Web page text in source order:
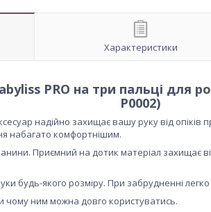
Характеристики
PRO на три пальці для
P0002)
надійно захищає вашу руку від
набагато комфортнішим.
Приємний на дотик матеріал захищає
будь-якого розміру. При забрудненні
чому ним можна довго користуватись.